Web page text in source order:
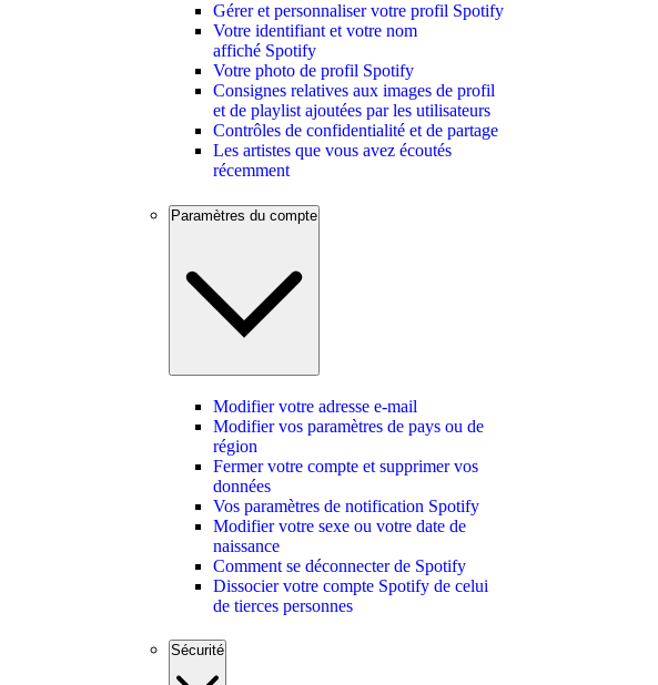
Gérer et personnaliser votre profil Spotify
Votre identifiant et votre nom
affiché Spotify
Votre photo de profil Spotify
Consignes relatives aux images de profil
et de playlist ajoutées par les utilisateurs
Contrôles de confidentialité et de partage
Les artistes que vous avez écoutés
récemment
Paramètres du compte
Modifier votre adresse e-mail
Modifier vos paramètres de pays ou de
région
Fermer votre compte et supprimer vos
données
Vos paramètres de notification Spotify
Modifier votre sexe ou votre date de
naissance
Comment se déconnecter de Spotify
Dissocier votre compte Spotify de celui
de tierces personnes
Sécurité